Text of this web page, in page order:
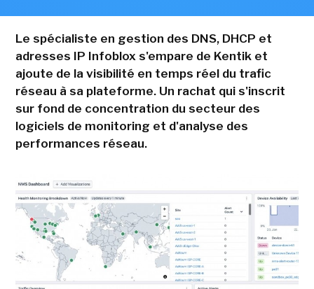
Le spécialiste en gestion des DNS, DHCP et
adresses IP Infoblox s'empare de Kentik et
ajoute de la visibilité en temps réel du trafic
réseau à sa plateforme. Un rachat qui s'inscrit
sur fond de concentration du secteur des
logiciels de monitoring et d'analyse des
performances réseau.